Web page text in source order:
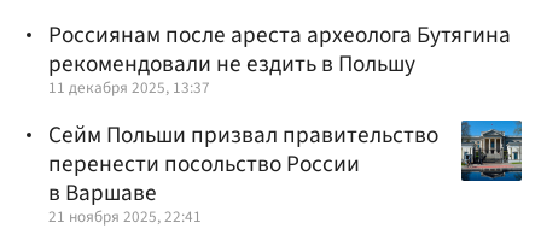
Россиянам после ареста археолога Бутягина
рекомендовали не ездить в Польшу
11 декабря 2025, 13:37
Сейм Польши призвал правительство
перенести посольство России
в Варшаве
21 ноября 2025, 22:41